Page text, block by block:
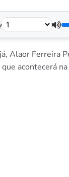
Alaor Ferreira
acontecerá